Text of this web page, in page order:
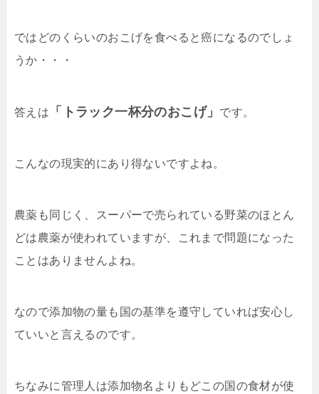
ではどのくらいのおこげを食べると癌になるのでしょ
うか・・・
答えは 「トラック一杯分のおこげ」 です。
こんなの現実的にあり得ないですよね。
農薬も同じく、スーパーで売られている野菜のほとん
どは農薬が使われていますが、これまで問題になった
ことはありませんよね。
なので添加物の量も国の基準を遵守していれば安心し
ていいと言えるのです。
ちなみに管理人は添加物名よりもどこの国の食材が使